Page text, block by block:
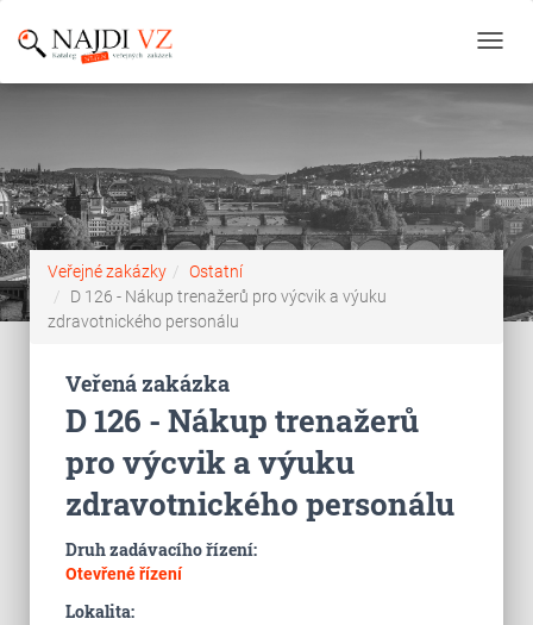
Veřejné zakázky
Ostatní
D 126 - Nákup trenažerů pro výcvik a výuku
zdravotnického personálu
Veřená zakázka
D 126 - Nákup trenažerů
pro výcvik a výuku
zdravotnického personálu
Druh zadávacího řízení:
Otevřené řízení
Lokalita: